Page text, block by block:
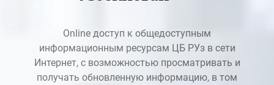
Online доступ к общедоступным
информационным ресурсам ЦБ РУз в сети
Интернет, с возможностью просматривать и
получать обновленную информацию, в том